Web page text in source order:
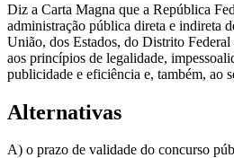
Diz a Carta Magna que a República
administração pública direta e indireta
União, dos Estados, do Distrito
aos princípios de legalidade,
publicidade e eficiência e, também, ao
Alternativas
A) o prazo de validade do concurso